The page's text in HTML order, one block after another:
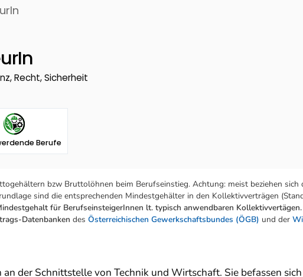
Recht, Sicherheit
Berufe
bzw Bruttolöhnen beim Berufseinstieg. Achtung: meist beziehen
sind die entsprechenden Mindestgehälter in den Kollektivverträgen
für BerufseinsteigerInnen lt. typisch anwendbaren Kollektivvertägen.
Datenbanken des Österreichischen Gewerkschaftsbundes (ÖGB) und der
der Schnittstelle von Technik und Wirtschaft. Sie befassen